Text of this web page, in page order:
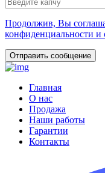
Продолжив, Вы
конфиденциальности и
Главная
О нас
Продажа
Наши работы
Гарантии
Контакты